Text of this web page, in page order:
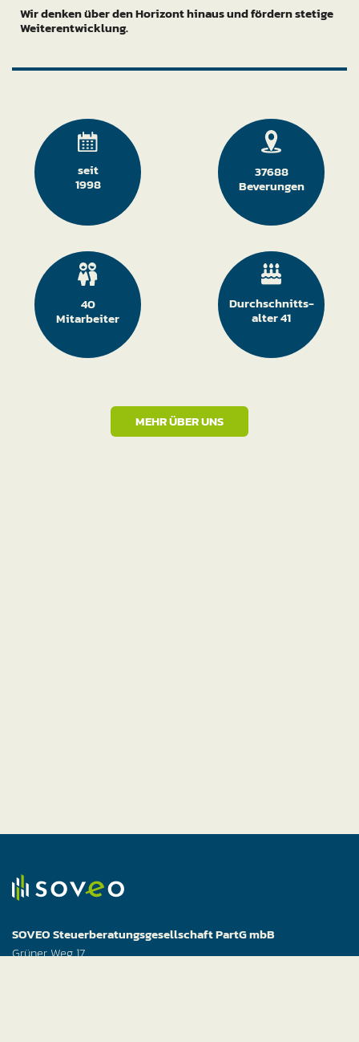
Wir denken über den Horizont hinaus und fördern stetige
Weiterentwicklung.
seit
1998
37688
Beverungen
40
Mitarbeiter
Durchschnitts­
alter 41
MEHR ÜBER UNS
SOVEO Steuerberatungs­gesellschaft PartG mbB
Grüner Weg 17